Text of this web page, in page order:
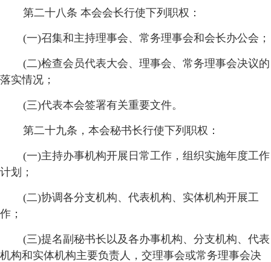
第二十八条 本会会长行使下列职权：
(一)召集和主持理事会、常务理事会和会长办公会；
(二)检查会员代表大会、理事会、常务理事会决议的
落实情况；
(三)代表本会签署有关重要文件。
第二十九条，本会秘书长行使下列职权：
(一)主持办事机构开展日常工作，组织实施年度工作
计划；
(二)协调各分支机构、代表机构、实体机构开展工
作；
(三)提名副秘书长以及各办事机构、分支机构、代表
机构和实体机构主要负责人，交理事会或常务理事会决